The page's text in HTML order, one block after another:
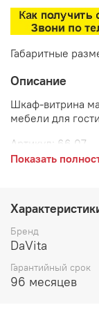
Габаритные
Описание
Шкаф-витрина
мебели для
Артикул: 66.07
глубина 350 мм
высота 1300 мм
Показать
Бренд
DaVita
Гарантийный срок
96 месяцев